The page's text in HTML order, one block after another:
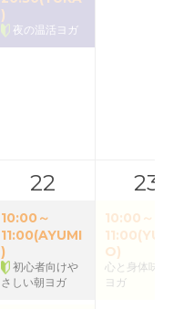
)
夜の温活ヨガ
22
10:00～
11:00(AYUMI
)
初心者向けや
さしい朝ヨガ
23
10:00～
O)
心と身体味わ
ヨガ